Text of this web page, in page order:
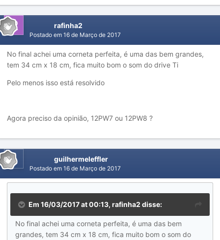
rafinha2
Postado em 16 de Março de 2017
No final achei uma corneta perfeita, é uma das bem grandes,
tem 34 cm x 18 cm, fica muito bom o som do drive Ti
Pelo menos isso está resolvido
Agora preciso da opinião, 12PW7 ou 12PW8 ?
guilhermeleffler
Postado em 16 de Março de 2017
Em 16/03/2017 at 00:13, rafinha2 disse:
No final achei uma corneta perfeita, é uma das bem
grandes, tem 34 cm x 18 cm, fica muito bom o som do